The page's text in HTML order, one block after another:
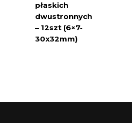
płaskich
dwustronnych
– 12szt (6×7-
30x32mm)